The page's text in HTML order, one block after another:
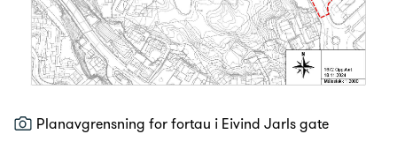
Planavgrensning for fortau i Eivind Jarls gate